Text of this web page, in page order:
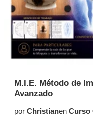
M.I.E. Método de
Avanzado
por Christianen Curso